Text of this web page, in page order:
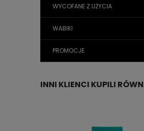
WYCOFANE Z UŻYCIA
WABIKI
PROMOCJE
INNI KLIENCI KUPILI